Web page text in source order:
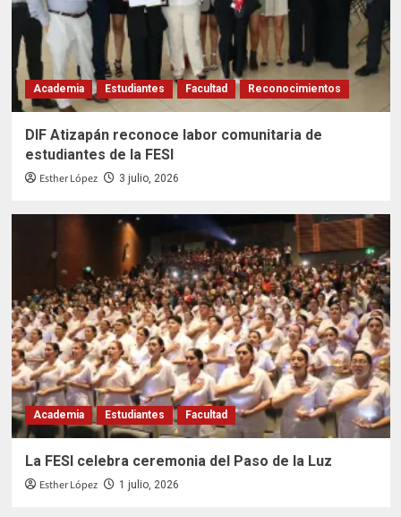
Academia Estudiantes Facultad Reconocimientos
DIF Atizapán reconoce labor comunitaria de
estudiantes de la FESI
Esther López 3 julio, 2026
Academia Estudiantes Facultad
La FESI celebra ceremonia del Paso de la Luz
Esther López 1 julio, 2026